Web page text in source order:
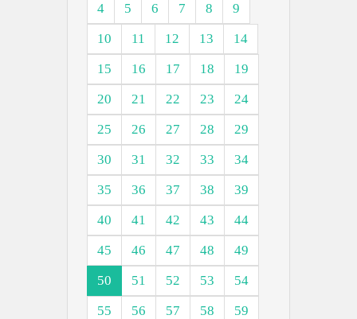
4
5 6 7 8
9
10
11 12 13
14
15
16 17 18
19
20
21 22 23
24
25
26 27 28
29
30
31 32 33
34
35
36 37 38
39
40
41 42 43
44
45
46 47 48
49
50
51 52 53
54
55
56 57 58
59